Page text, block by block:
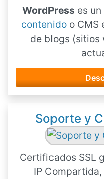
WordPress es un
contenido o CMS
de blogs (sitios
Soporte y
Certificados SSL
IP